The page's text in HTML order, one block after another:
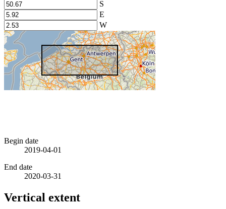
S
E
W
Begin date
2019-04-01
End date
2020-03-31
Vertical extent